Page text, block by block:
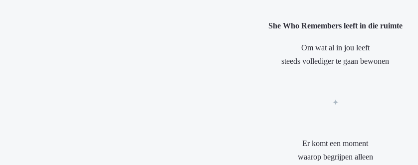
She Who Remembers leeft in die ruimte
Om wat al in jou leeft
steeds vollediger te gaan bewonen
✦
Er komt een moment
waarop begrijpen alleen